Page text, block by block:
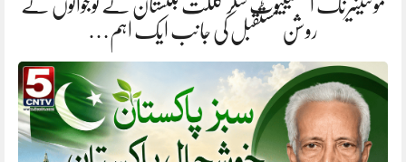
مونٹینیرنگ انسٹیٹیوٹ شگر گلگت بلتستان کے نوجوانوں کے
روشن مستقبل کی جانب ایک اہم…